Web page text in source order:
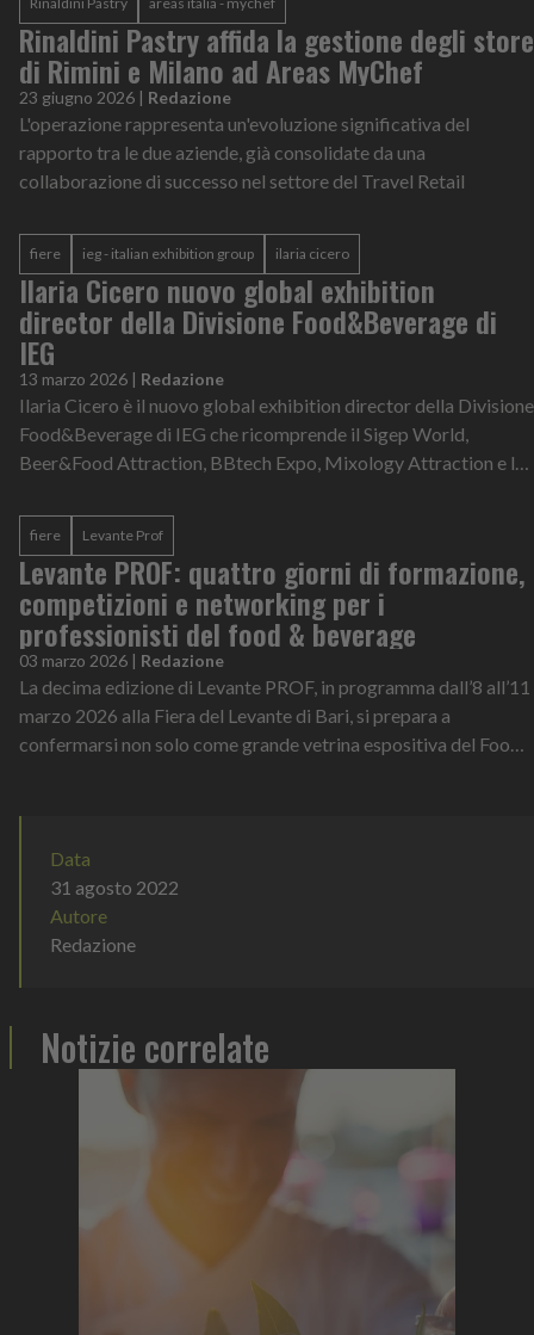
Rinaldini Pastry affida la gestione degli store
di Rimini e Milano ad Areas MyChef
23 giugno 2026 | Redazione
L'operazione rappresenta un'evoluzione significativa del
rapporto tra le due aziende, già consolidate da una
collaborazione di successo nel settore del Travel Retail
fiere ieg - italian exhibition group ilaria cicero
Ilaria Cicero nuovo global exhibition
director della Divisione Food&Beverage di
IEG
13 marzo 2026 | Redazione
Ilaria Cicero è il nuovo global exhibition director della Divisione
Food&Beverage di IEG che ricomprende il Sigep World,
Beer&Food Attraction, BBtech Expo, Mixology Attraction e le
fiere Levante Prof
Levante PROF: quattro giorni di formazione,
competizioni e networking per i
professionisti del food & beverage
03 marzo 2026 | Redazione
La decima edizione di Levante PROF, in programma dall’8 all’11
marzo 2026 alla Fiera del Levante di Bari, si prepara a
confermarsi non solo come grande vetrina espositiva del Food
Data
31 agosto 2022
Autore
Redazione
Notizie correlate